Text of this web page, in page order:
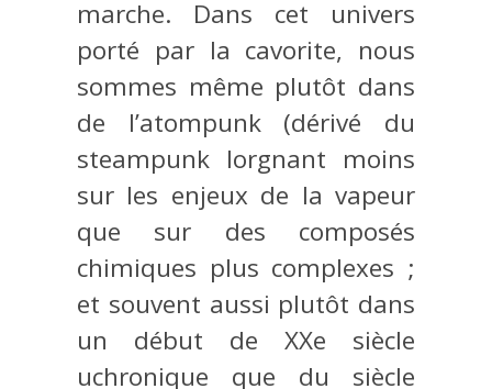
marche. Dans cet univers
porté par la cavorite, nous
sommes même plutôt dans
de l’atompunk (dérivé du
steampunk lorgnant moins
sur les enjeux de la vapeur
que sur des composés
chimiques plus complexes ;
et souvent aussi plutôt dans
un début de XXe siècle
uchronique que du siècle